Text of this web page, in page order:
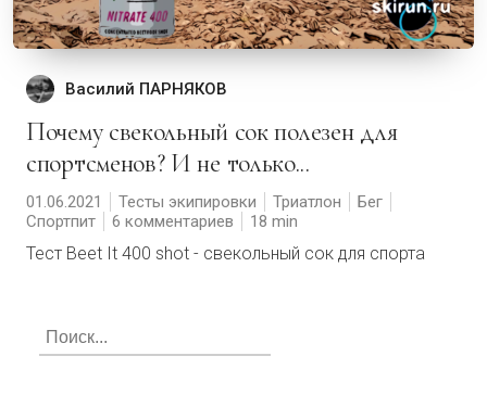
Василий ПАРНЯКОВ
Почему свекольный сок полезен для
спортсменов? И не только...
01.06.2021 Тесты экипировки Триатлон
Бег
Спортпит
6 комментариев 18
Тест Beet It 400 shot - свекольный сок для спорта